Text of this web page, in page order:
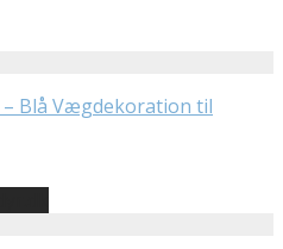
Blå Vægdekoration til